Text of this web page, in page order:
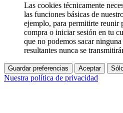
Las cookies técnicamente
las funciones básicas de
ejemplo, para permitirte reunir
compra o iniciar sesión en tu
que no podemos sacar
resultantes nunca se
Guardar preferencias Aceptar
Nuestra política de privacidad